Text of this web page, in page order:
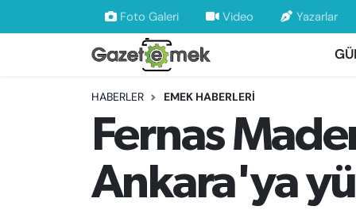
Foto Galeri Video Yazarlar
HABERLER EMEK HABERLERİ
Fernas
Ankara'ya
DÜNYA
EKONOMİ
EMEK HABERLERİ
YENİ MEDYADA EMEK GAZETECİLİĞİNİ
GELİŞTİRMEK
Nöbetçi Eczaneler
Hava Durumu
İstanbul Namaz Vakitleri
Trafik Durumu